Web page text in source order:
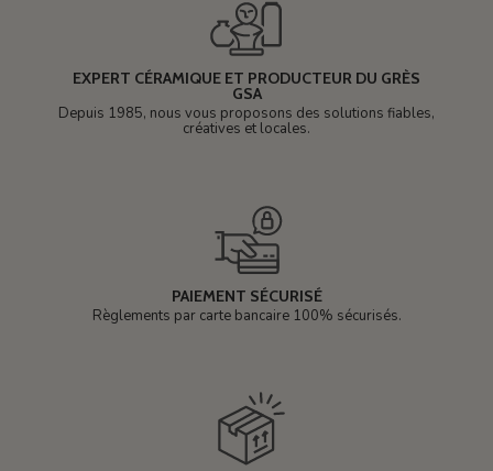
EXPERT CÉRAMIQUE ET PRODUCTEUR DU GRÈS
GSA
Depuis 1985, nous vous proposons des solutions fiables,
créatives et locales.
PAIEMENT SÉCURISÉ
Règlements par carte bancaire 100% sécurisés.